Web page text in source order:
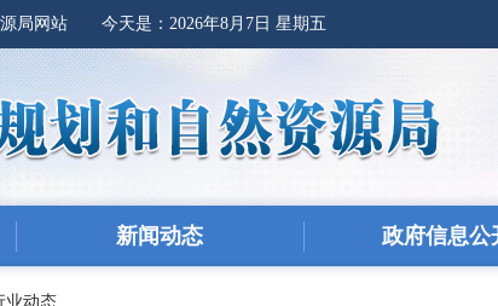
源局网站 今天是： 2026年8月7日 星期五
新闻动态 政府信息公
业动态